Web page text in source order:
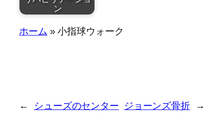
有痛性外頸骨/ゆ
後脛骨筋不全／
ン
近藤祐司
用語 リハ
ホーム »小指球ウォーク
← シューズのセンター ジョーンズ骨折 →